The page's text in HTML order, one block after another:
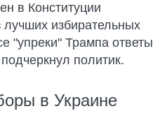
в Конституции
избирательных
"упреки" Трампа ответы
политик.
в Украине